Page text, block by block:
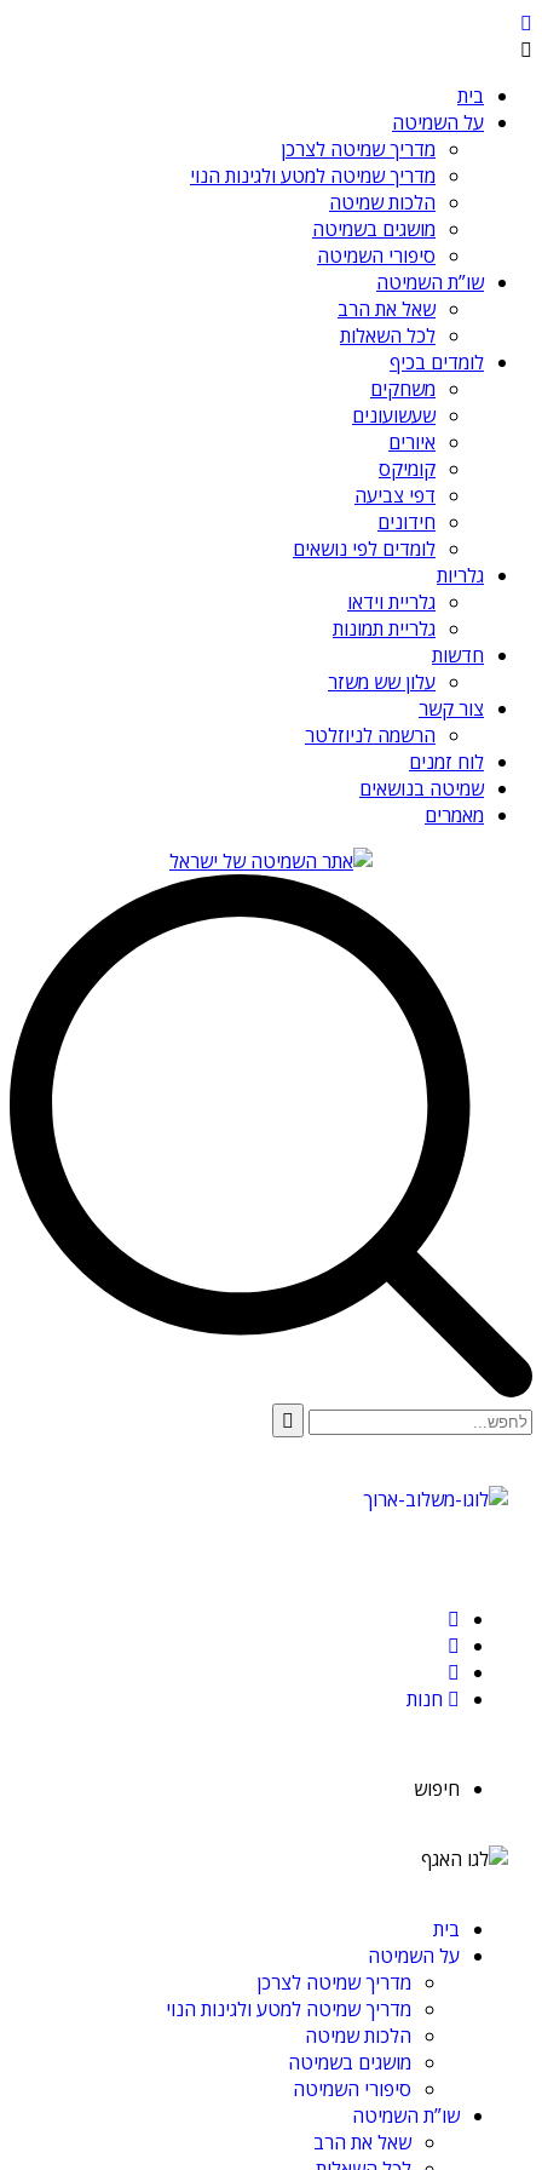
בית
על השמיטה
מדריך שמיטה לצרכן
מדריך שמיטה למטע ולגינות הנוי
הלכות שמיטה
מושגים בשמיטה
סיפורי השמיטה
שו”ת השמיטה
שאל את הרב
לכל השאלות
לומדים בכיף
משחקים
שעשועונים
איורים
קומיקס
דפי צביעה
חידונים
לומדים לפי נושאים
גלריות
גלריית וידאו
גלריית תמונות
חדשות
עלון שש משזר
צור קשר
הרשמה לניוזלטר
לוח זמנים
שמיטה בנושאים
מאמרים
חנות
חיפוש
בית
על השמיטה
מדריך שמיטה לצרכן
מדריך שמיטה למטע ולגינות הנוי
הלכות שמיטה
מושגים בשמיטה
סיפורי השמיטה
שו”ת השמיטה
שאל את הרב